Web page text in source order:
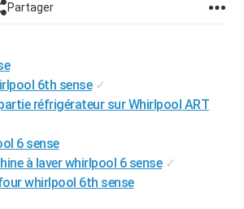
Partager
6th sense ✓
réfrigérateur sur Whirlpool ART
6 sense
à laver whirlpool 6 sense ✓
whirlpool 6th sense